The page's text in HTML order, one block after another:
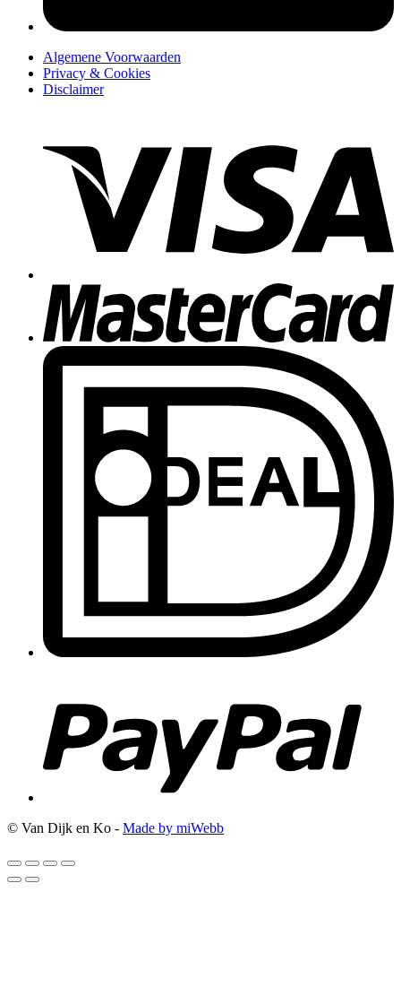
Algemene Voorwaarden
Privacy & Cookies
Disclaimer
© Van Dijk en Ko - Made by miWebb